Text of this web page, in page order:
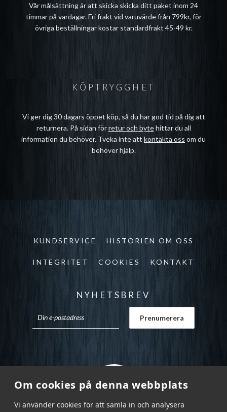
Om cookies på denna webbplats
Vi använder cookies för att samla in och analysera
Vår målsättning är att skicka skicka ditt paket inom 24
timmar på vardagar. Fri frakt vid varuvärde från 799kr, för
övriga beställningar kostar standardfrakt 45-49 kr.
KÖPTRYGGHET
Vi ger dig 30 dagars öppet köp, så du har god tid på dig att
returnera. På sidan förretur och bytehittar du all
information du behöver. Tveka inte att kontakta oss om du
behöver hjälp.
KUNDSERVICE HISTORIEN OM OSS
INTEGRITET COOKIES KONTAKT
NYHETSBREV